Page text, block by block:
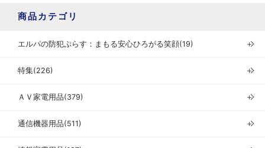
商品カテゴリ
エルパの防犯ぷらす：まもる安心ひろがる笑顔(19) ＋
特集(226) ＋
ＡＶ家電用品(379) ＋
通信機器用品(511) ＋